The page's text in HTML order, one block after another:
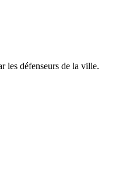
les défenseurs de la ville.